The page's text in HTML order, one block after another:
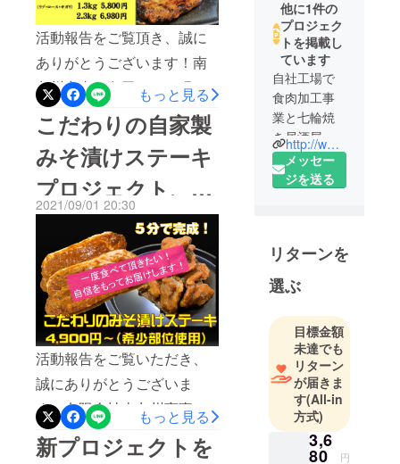
活動報告をご覧頂き、誠に
ありがとうございます！南
九州商事の久田です。現在
掲載しているプロジェクト
終了まで残り1時間となりま
した。新しいプロジェクト
の方へもご支援頂いた皆
様、誠に、誠にありがとう
ございます。今回も自信を
持って皆様にお届けできる
リターン商品です。こだわ
りの自家製みそに漬け込ん
だステーキを是非応援宜し
くお願い致します。希少部
位のリブやサガリを使用し
たリターン商品もリターン
商品に設定しています！プ
もっと見る
こだわりの自家製
みそ漬けステーキ
プロジェクト、残
り４日です！どう
ぞ応援宜しくお願
い致します！
2021/09/01 20:30
活動報告をご覧いただき、
誠にありがとうございま
す。有限会社南九州商事の
久田です。コロナの影響で
全国的にまん延防止や緊急
もっと見る
新プロジェクトを
他に1件の
プロジェク
トを掲載し
ています
自社工場で
食肉加工事
業と七輪焼
き居酒屋の
〇八（マル
ハチ）ホル
会社南九州
商事と申し
ます。
http://www.08horumon.com/
メッセー
ジを送る
リターンを
選ぶ
目標金額
未達でも
リターン
が届きま
す(All-in
方式)
3,6
80 円